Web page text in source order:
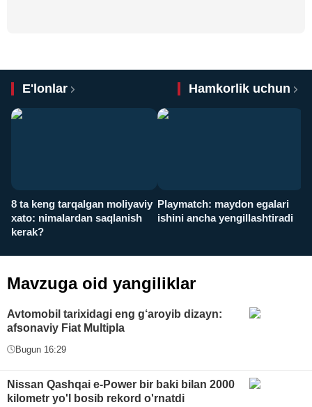
E'lonlar Hamkorlik uchun
8 ta keng tarqalgan moliyaviy
xato: nimalardan saqlanish
kerak?
Playmatch: maydon egalari
ishini ancha yengillashtiradi
Mavzuga oid yangiliklar
Avtomobil tarixidagi eng g‘aroyib dizayn:
afsonaviy Fiat Multipla
Bugun 16:29
Nissan Qashqai e-Power bir baki bilan 2000
kilometr yo'l bosib rekord o'rnatdi